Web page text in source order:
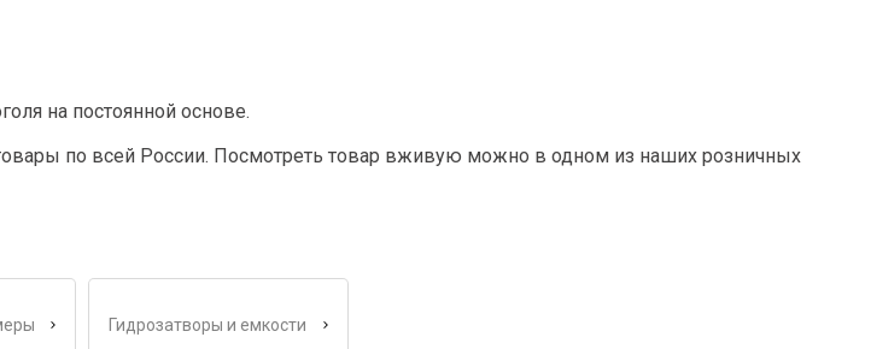
на постоянной основе.
по всей России. Посмотреть товар вживую можно в одном из наших розничных
Гидрозатворы и емкости